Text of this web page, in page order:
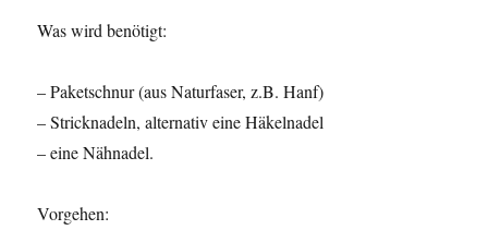
Was wird benötigt:
– Paketschnur (aus Naturfaser, z.B. Hanf)
– Stricknadeln, alternativ eine Häkelnadel
– eine Nähnadel.
Vorgehen: